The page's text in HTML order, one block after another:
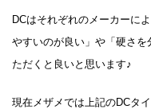
DCはそれぞれのメーカーに
やすいのが良い」や「硬さ
ただくと良いと思います♪
現在メザメでは上記のDCタ